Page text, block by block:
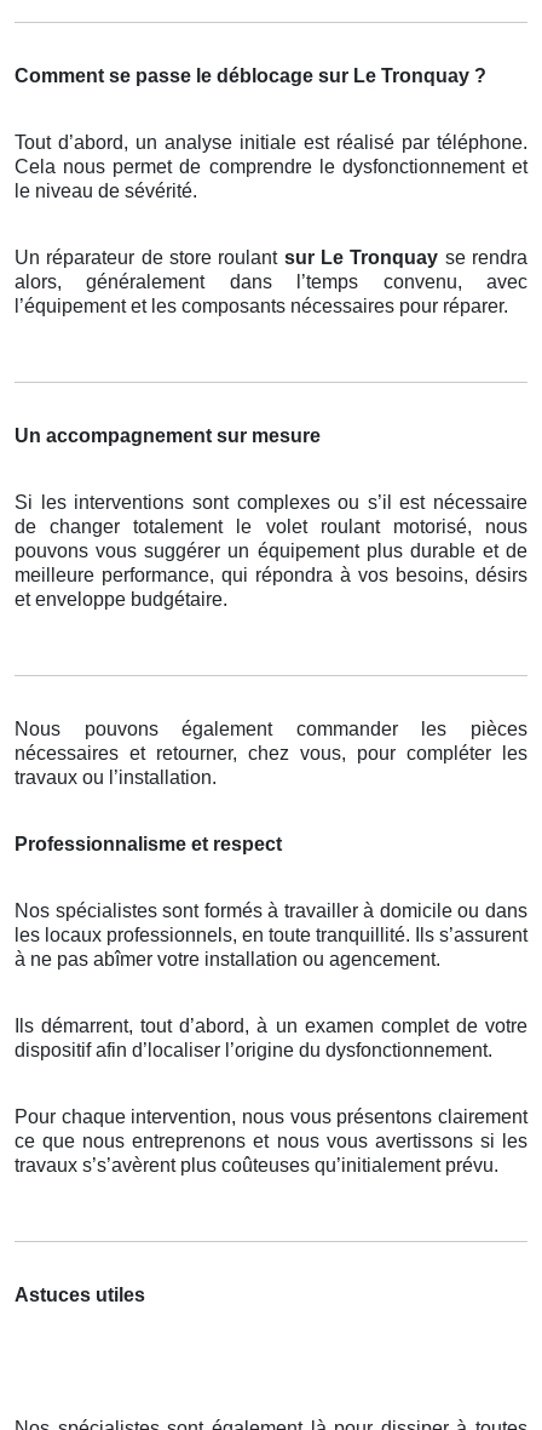
Comment se passe le déblocage sur Le Tronquay ?
Tout d’abord, un analyse initiale est réalisé par téléphone.
Cela nous permet de comprendre le dysfonctionnement et
le niveau de sévérité.
Un réparateur de store roulant sur Le Tronquay se rendra
alors, généralement dans l’temps convenu, avec
l’équipement et les composants nécessaires pour réparer.
Un accompagnement sur mesure
Si les interventions sont complexes ou s’il est nécessaire
de changer totalement le volet roulant motorisé, nous
pouvons vous suggérer un équipement plus durable et de
meilleure performance, qui répondra à vos besoins, désirs
et enveloppe budgétaire.
Nous pouvons également commander les pièces
nécessaires et retourner, chez vous, pour compléter les
travaux ou l’installation.
Professionnalisme et respect
Nos spécialistes sont formés à travailler à domicile ou dans
les locaux professionnels, en toute tranquillité. Ils s’assurent
à ne pas abîmer votre installation ou agencement.
Ils démarrent, tout d’abord, à un examen complet de votre
dispositif afin d’localiser l’origine du dysfonctionnement.
Pour chaque intervention, nous vous présentons clairement
ce que nous entreprenons et nous vous avertissons si les
travaux s’s’avèrent plus coûteuses qu’initialement prévu.
Astuces utiles